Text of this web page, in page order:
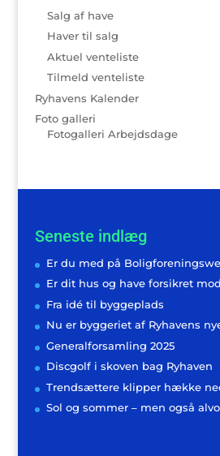
Salg af have
Haver til salg
Aktuel venteliste
Tilmeld venteliste
Ryhavens Kalender
Foto galleri
Fotogalleri Arbejdsdage
Seneste indlæg
Er du med på
Er dit hus og have forsikret
Fra idé til byggeplads
Nu er byggeriet af Ryhavens
Generalforsamling 2025
Discgolf i skoven bag Ryhaven
Trendsættere klipper hække
Sol og sommer – men også